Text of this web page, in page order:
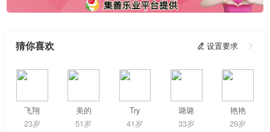
猜你喜欢  设置要求 
飞翔
23岁
美的
51岁
Try
41岁
璐璐
33岁
艳艳
29岁